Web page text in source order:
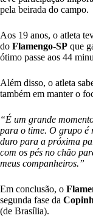
pela beirada do campo.
Aos 19 anos, o atleta
do Flamengo-SP que
ótimo passe aos 44
Além disso, o atleta
também em manter o
“É um grande
para o time. O grupo é
duro para a próxima
com os pés no chão
meus companheiros.”
Em conclusão, o
segunda fase da
(de Brasília).